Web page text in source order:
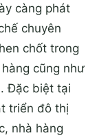
càng phát
chuyên
chốt trong
cũng như
Đặc biệt tại
triển đô thị
nhà hàng